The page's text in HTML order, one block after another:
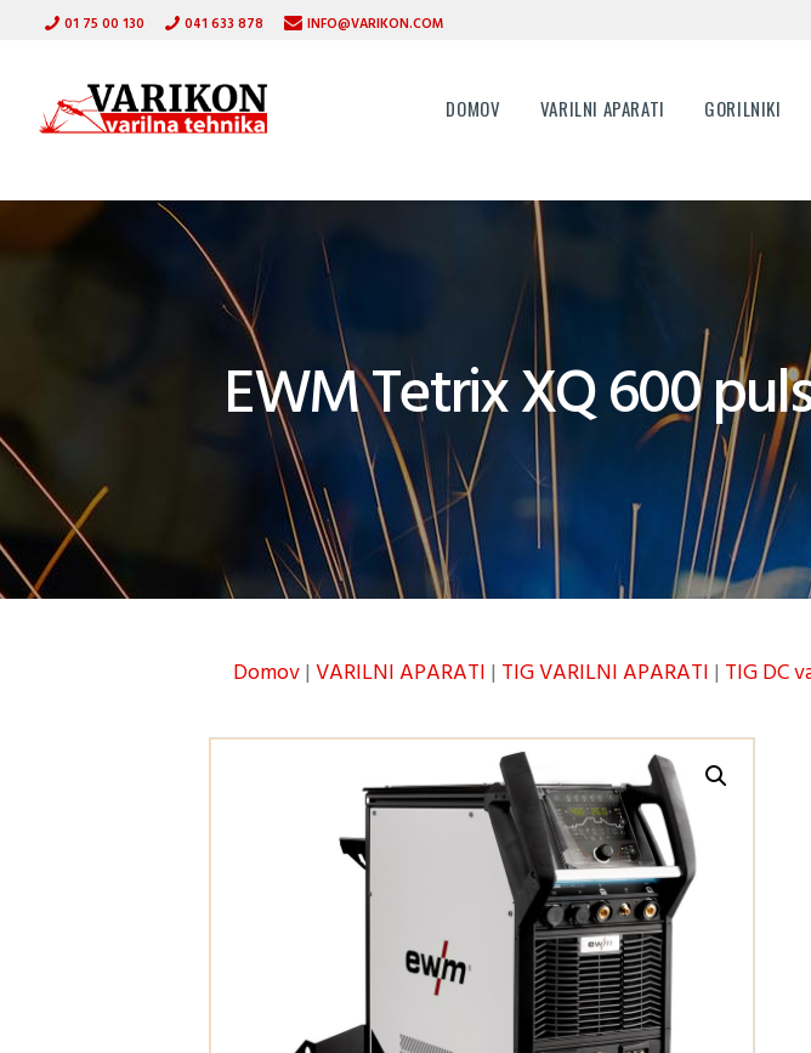
01 75 00 130 041 633 878 INFO@VARIKON.COM
DOMOV VARILNI APARATI GORILNIKI
EWM Tetrix XQ 600
VARILNI APARATI
ZAŠČITNA
OSTALA PONUDBA
SERVIS
PARTNERJI
O PODJETJU
Domov| VARILNI APARATI | TIG VARILNI APARATI | TIG DC